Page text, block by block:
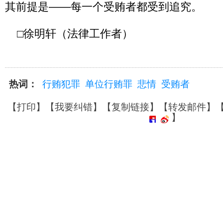
其前提是——每一个受贿者都受到追究。
□徐明轩（法律工作者）
热词： 行贿犯罪 单位行贿罪 悲情 受贿者
【打印】【我要纠错】【复制链接】【转发邮件】
】